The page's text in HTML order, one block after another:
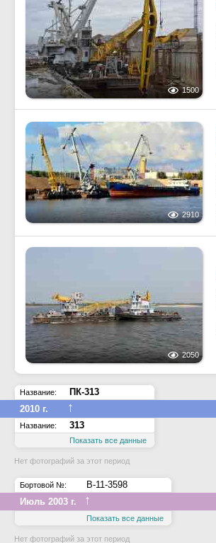
1500
2910
2050
Название:
ПК-313
2010 г. ↑
Название: 313
Показать все данные
Нет фотографий за этот период
Бортовой №:
В-11-3598
Июль 2003 г. ↑
Показать все данные
Нет фотографий за этот период